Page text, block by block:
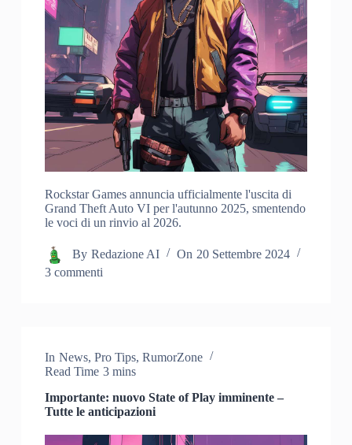
Rockstar Games annuncia ufficialmente l'uscita di
Grand Theft Auto VI per l'autunno 2025, smentendo
le voci di un rinvio al 2026.
By Redazione AI On 20 Settembre 2024
3 commenti
In News, Pro Tips, RumorZone
Read Time 3 mins
Importante: nuovo State of Play imminente –
Tutte le anticipazioni